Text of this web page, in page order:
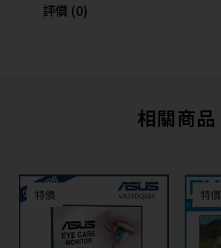
評價 (0)
相關商品
特價 特價